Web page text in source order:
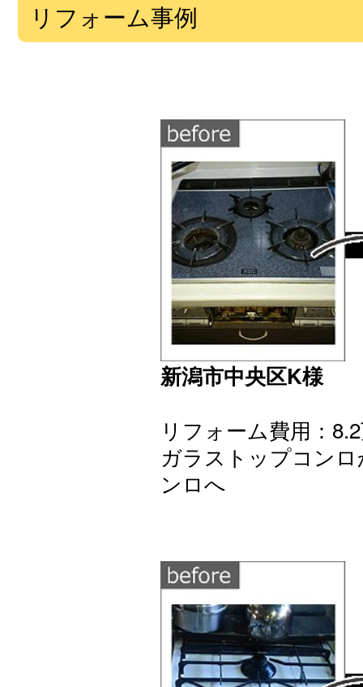
リフォーム事例
新潟市中央区K様
リフォーム費用：
ガラストップコン
ンロへ